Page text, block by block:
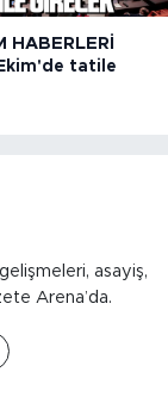
HABERLERI
tatile
asayiş,
Arena’da.